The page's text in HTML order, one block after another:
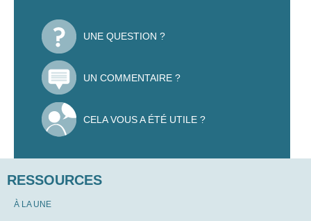
UNE QUESTION ?
UN COMMENTAIRE ?
CELA VOUS A ÉTÉ UTILE ?
RESSOURCES
À LA UNE